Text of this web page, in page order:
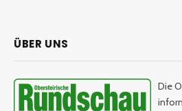
ÜBER UNS
Die